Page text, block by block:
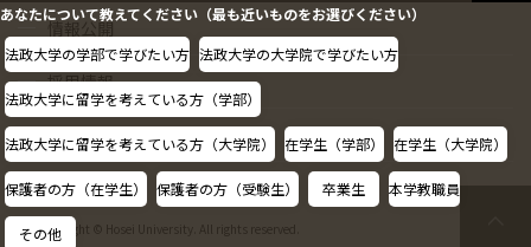
情報公開
採用情報
教職員の方へ
Copyright © Hosei University. All rights reserved.
あなたについて教えてください（最も近いものをお選びください）
法政大学の学部で学びたい方 法政大学の大学院で学びたい方
法政大学に留学を考えている方（学部）
法政大学に留学を考えている方（大学院） 在学生（学部） 在学生（大学院）
保護者の方（在学生） 保護者の方（受験生） 卒業生 本学教職員
その他